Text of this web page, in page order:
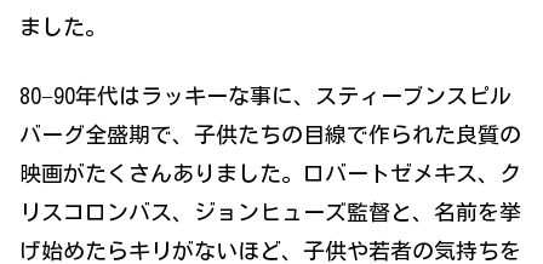
ました。
80−90年代はラッキーな事に、スティーブンスピル
バーグ全盛期で、子供たちの目線で作られた良質の
映画がたくさんありました。ロバートゼメキス、ク
リスコロンバス、ジョンヒューズ監督と、名前を挙
げ始めたらキリがないほど、子供や若者の気持ちを